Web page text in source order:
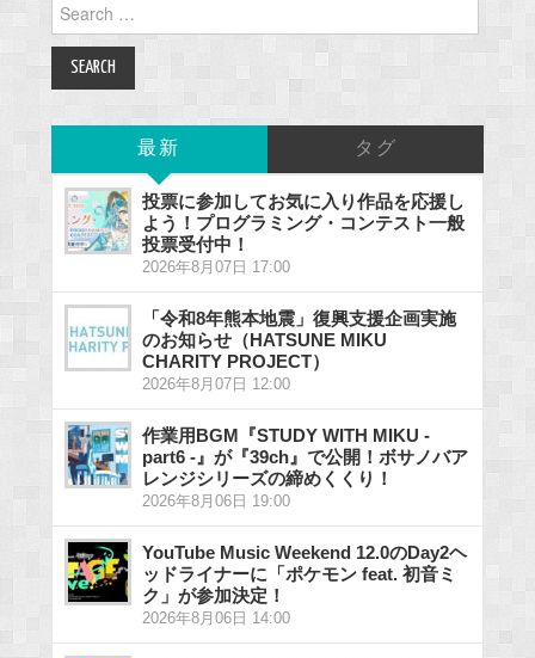
for:
最新 タグ
投票に参加してお気に入り作品を応援し
よう！プログラミング・コンテスト一般
投票受付中！
2026年8月07日 17:00
「令和8年熊本地震」復興支援企画実施
のお知らせ（HATSUNE MIKU
CHARITY PROJECT）
2026年8月07日 12:00
作業用BGM『STUDY WITH MIKU -
part6 -』が『39ch』で公開！ボサノバア
レンジシリーズの締めくくり！
2026年8月06日 19:00
YouTube Music Weekend 12.0のDay2ヘ
ッドライナーに「ポケモン feat. 初音ミ
ク」が参加決定！
2026年8月06日 14:00